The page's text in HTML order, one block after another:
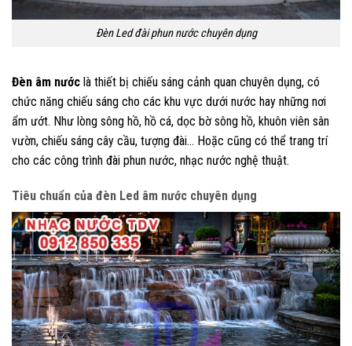
Đèn Led đài phun nước chuyên dụng
Đèn âm nước là thiết bị chiếu sáng cảnh quan chuyên dụng, có
chức năng chiếu sáng cho các khu vực dưới nước hay những nơi
ẩm ướt. Như lòng sông hồ, hồ cá, dọc bờ sông hồ, khuôn viên sân
vườn, chiếu sáng cây cầu, tượng đài… Hoặc cũng có thể trang trí
cho các công trình đài phun nước, nhạc nước nghệ thuật.
Tiêu chuẩn của đèn Led âm nước chuyên dụng